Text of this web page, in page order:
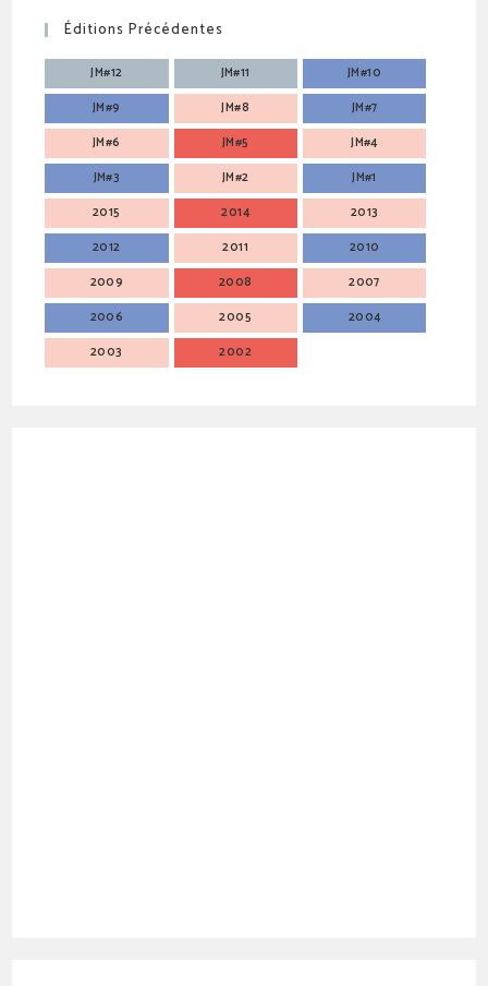
Éditions Précédentes
JM#12 JM#11
JM#10
JM#9
JM#8
JM#7
JM#6
JM#5
JM#4
JM#3
JM#2
JM#1
2015
2014
2013
2012
2011
2010
2009
2008
2007
2006
2005
2004
2003
2002